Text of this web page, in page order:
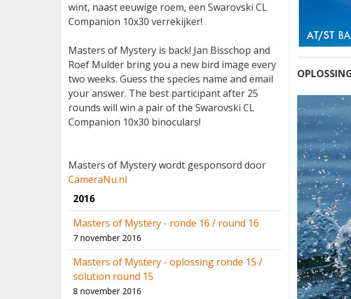
wint, naast eeuwige roem, een Swarovski CL
Companion 10x30 verrekijker!
Masters of Mystery is back! Jan Bisschop and
Roef Mulder bring you a new bird image every
two weeks. Guess the species name and email
your answer. The best participant after 25
rounds will win a pair of the Swarovski CL
Companion 10x30 binoculars!
Masters of Mystery wordt gesponsord door
CameraNu.nl
2016
Masters of Mystery - ronde 16 / round 16
7 november 2016
Masters of Mystery - oplossing ronde 15 /
solution round 15
8 november 2016